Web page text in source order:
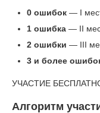
0 ошибок— I
1 ошибка— II
2 ошибки — III
3 и более
УЧАСТИЕ
Алгоритм